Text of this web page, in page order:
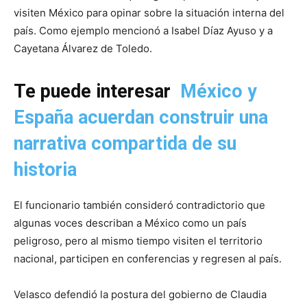
visiten México para opinar sobre la situación interna del
país. Como ejemplo mencionó a Isabel Díaz Ayuso y a
Cayetana Álvarez de Toledo.
Te puede interesar
México y
España acuerdan construir una
narrativa compartida de su
historia
El funcionario también consideró contradictorio que
algunas voces describan a México como un país
peligroso, pero al mismo tiempo visiten el territorio
nacional, participen en conferencias y regresen al país.
Velasco defendió la postura del gobierno de Claudia